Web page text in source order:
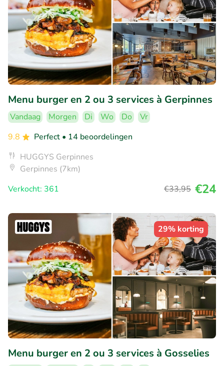
Menu burger en 2 ou 3 services à Gerpinnes
Vandaag Morgen Di Wo Do
Vr
9.8
Perfect • 14 beoordelingen
HUGGYS Gerpinnes
Gerpinnes (7km)
Verkocht: 361
€33,95 €24
29% korting
Menu burger en 2 ou 3 services à Gosselies